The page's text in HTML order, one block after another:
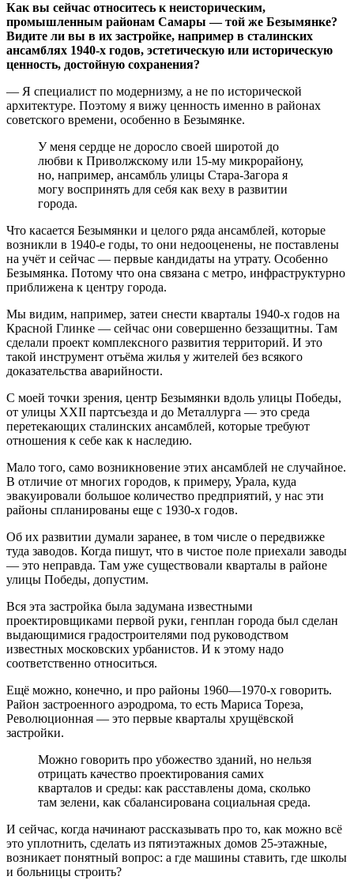
Как вы сейчас относитесь к неисторическим,
промышленным районам Самары — той же Безымянке?
Видите ли вы в их застройке, например в сталинских
ансамблях 1940-х годов, эстетическую или историческую
ценность, достойную сохранения?
— Я специалист по модернизму, а не по исторической
архитектуре. Поэтому я вижу ценность именно в районах
советского времени, особенно в Безымянке.
У меня сердце не доросло своей широтой до
любви к Приволжскому или 15-му микрорайону,
но, например, ансамбль улицы Стара-Загора я
могу воспринять для себя как веху в развитии
города.
Что касается Безымянки и целого ряда ансамблей, которые
возникли в 1940-е годы, то они недооценены, не поставлены
на учёт и сейчас — первые кандидаты на утрату. Особенно
Безымянка. Потому что она связана с метро, инфраструктурно
приближена к центру города.
Мы видим, например, затеи снести кварталы 1940-х годов на
Красной Глинке — сейчас они совершенно беззащитны. Там
сделали проект комплексного развития территорий. И это
такой инструмент отъёма жилья у жителей без всякого
доказательства аварийности.
С моей точки зрения, центр Безымянки вдоль улицы Победы,
от улицы XXII партсъезда и до Металлурга — это среда
перетекающих сталинских ансамблей, которые требуют
отношения к себе как к наследию.
Мало того, само возникновение этих ансамблей не случайное.
В отличие от многих городов, к примеру, Урала, куда
эвакуировали большое количество предприятий, у нас эти
районы спланированы еще с 1930-х годов.
Об их развитии думали заранее, в том числе о передвижке
туда заводов. Когда пишут, что в чистое поле приехали заводы
— это неправда. Там уже существовали кварталы в районе
улицы Победы, допустим.
Вся эта застройка была задумана известными
проектировщиками первой руки, генплан города был сделан
выдающимися градостроителями под руководством
известных московских урбанистов. И к этому надо
соответственно относиться.
Ещё можно, конечно, и про районы 1960—1970-х говорить.
Район застроенного аэродрома, то есть Мариса Тореза,
Революционная — это первые кварталы хрущёвской
застройки.
Можно говорить про убожество зданий, но нельзя
отрицать качество проектирования самих
кварталов и среды: как расставлены дома, сколько
там зелени, как сбалансирована социальная среда.
И сейчас, когда начинают рассказывать про то, как можно всё
это уплотнить, сделать из пятиэтажных домов 25-этажные,
возникает понятный вопрос: а где машины ставить, где школы
и больницы строить?